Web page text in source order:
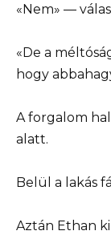
«Nem» —
«De a
hogy
A forgalom
alatt.
Belül a lakás
Aztán Ethan